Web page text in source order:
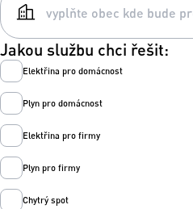
Jakou službu chci řešit:
Elektřina pro domácnost
Plyn pro domácnost
Elektřina pro firmy
Plyn pro firmy
Chytrý spot